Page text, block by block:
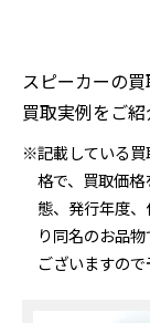
スピーカーの
買取実例をご紹
※記載している買
格で、買取価
態、発行年度
り同名のお品
ございますので